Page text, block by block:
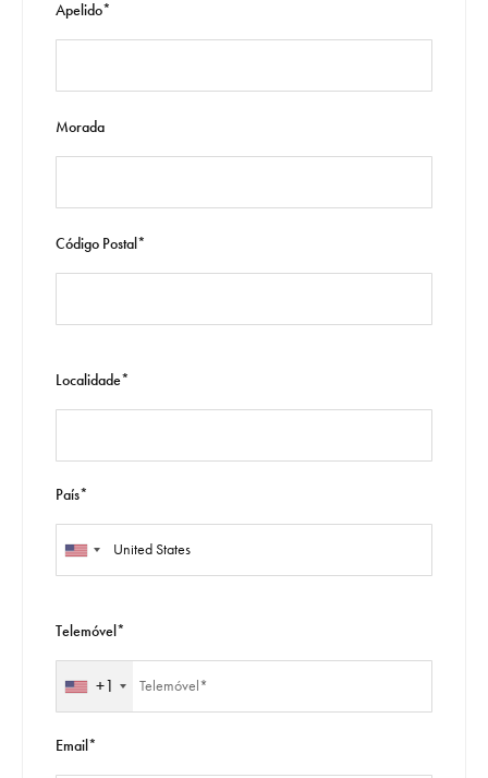
Apelido*
Morada
Código Postal*
Localidade*
País*
Telemóvel*
+1
Email*